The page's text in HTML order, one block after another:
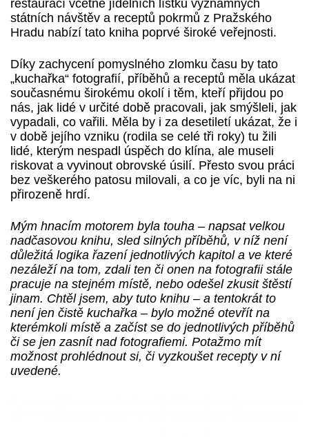
restaurací včetně jídelních lístků významných
státních návštěv a receptů pokrmů z Pražského
Hradu nabízí tato kniha poprvé široké veřejnosti.
Díky zachycení pomyslného zlomku času by tato
„kuchařka“ fotografií, příběhů a receptů měla ukázat
současnému širokému okolí i těm, kteří přijdou po
nás, jak lidé v určité době pracovali, jak smýšleli, jak
vypadali, co vařili. Měla by i za desetiletí ukázat, že i
v době jejího vzniku (rodila se celé tři roky) tu žili
lidé, kterým nespadl úspěch do klína, ale museli
riskovat a vyvinout obrovské úsilí. Přesto svou práci
bez veškerého patosu milovali, a co je víc, byli na ni
přirozeně hrdí.
Mým hnacím motorem byla touha – napsat velkou
nadčasovou knihu, sled silných příběhů, v níž není
důležitá logika řazení jednotlivých kapitol a ve které
nezáleží na tom, zdali ten či onen na fotografii stále
pracuje na stejném místě, nebo odešel zkusit štěstí
jinam. Chtěl jsem, aby tuto knihu – a tentokrát to
není jen čistě kuchařka – bylo možné otevřít na
kterémkoli místě a začíst se do jednotlivých příběhů
či se jen zasnít nad fotografiemi. Potažmo mít
možnost prohlédnout si, či vyzkoušet recepty v ní
uvedené.